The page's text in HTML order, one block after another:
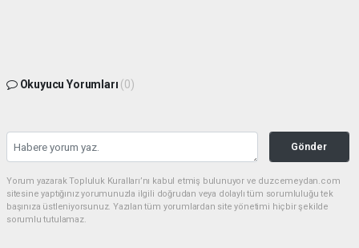
Okuyucu Yorumları (0)
Gönder
Yorum yazarak Topluluk Kuralları’nı kabul etmiş bulunuyor ve duzcemeydan.com
sitesine yaptığınız yorumunuzla ilgili doğrudan veya dolaylı tüm sorumluluğu tek
başınıza üstleniyorsunuz. Yazılan tüm yorumlardan site yönetimi hiçbir şekilde
sorumlu tutulamaz.